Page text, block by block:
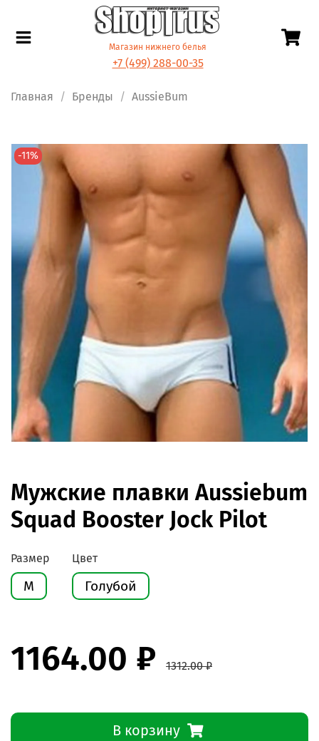
Магазин нижнего белья
+7 (499) 288-00-35
Главная Бренды AussieBum
-11%
Мужские плавки Aussiebum
Squad Booster Jock Pilot
Размер
M
Цвет
Голубой
1164.00 ₽ 1312.00 ₽
В корзину